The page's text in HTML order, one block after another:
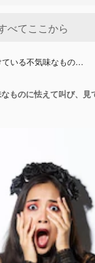
いる不気味なもの…